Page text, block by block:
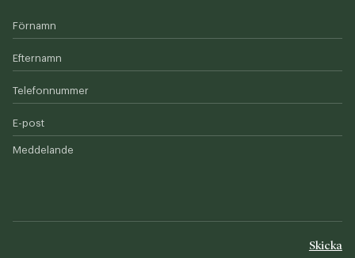
Förnamn
Efternamn
Telefonnummer
E-post
Meddelande
Skicka